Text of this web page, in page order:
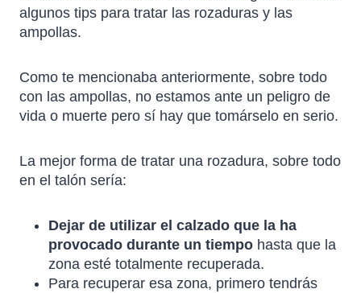
algunos tips para tratar las rozaduras y las
ampollas.
Como te mencionaba anteriormente, sobre todo
con las ampollas, no estamos ante un peligro de
vida o muerte pero sí hay que tomárselo en serio.
La mejor forma de tratar una rozadura, sobre todo
en el talón sería:
Dejar de utilizar el calzado que la ha
provocado durante un tiempo hasta que la
zona esté totalmente recuperada.
Para recuperar esa zona, primero tendrás